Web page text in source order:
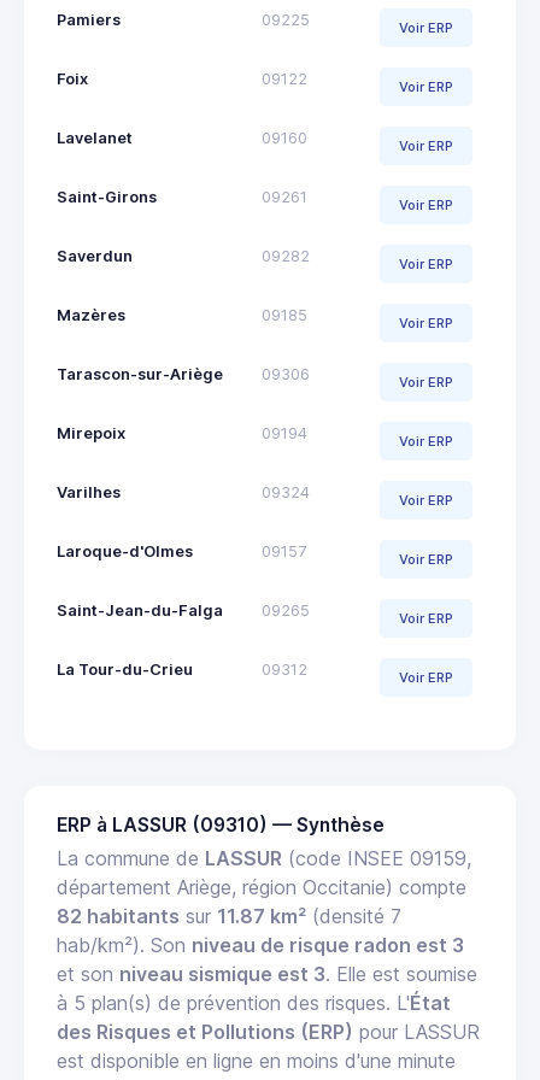
Pamiers 09225 Voir ERP
Foix 09122 Voir ERP
Lavelanet 09160 Voir ERP
Saint-Girons 09261 Voir ERP
Saverdun 09282 Voir ERP
Mazères 09185 Voir ERP
Tarascon-sur-Ariège 09306 Voir ERP
Mirepoix 09194 Voir ERP
Varilhes 09324 Voir ERP
Laroque-d'Olmes 09157 Voir ERP
Saint-Jean-du-Falga 09265 Voir ERP
La Tour-du-Crieu 09312 Voir ERP
ERP à LASSUR (09310) — Synthèse
La commune de LASSUR (code INSEE 09159,
département Ariège, région Occitanie) compte
82 habitants sur 11.87 km² (densité 7
hab/km²). Son niveau de risque radon est 3
et son niveau sismique est 3. Elle est soumise
à 5 plan(s) de prévention des risques. L'État
des Risques et Pollutions (ERP) pour LASSUR
est disponible en ligne en moins d'une minute